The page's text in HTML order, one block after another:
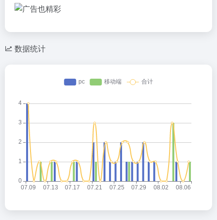
数据统计